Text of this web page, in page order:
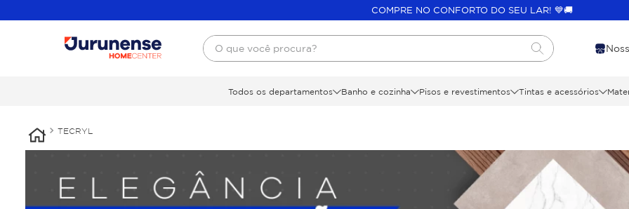
COMPRE NO CONFORTO DO SEU LAR! 💙🚚
O que você procura?
Todos os departamentos Banho e cozinha Pisos e revestimentos Tintas e acessórios
TECRYL